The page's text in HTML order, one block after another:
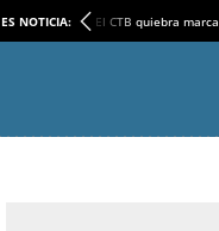
ES NOTICIA: El CTB quiebra